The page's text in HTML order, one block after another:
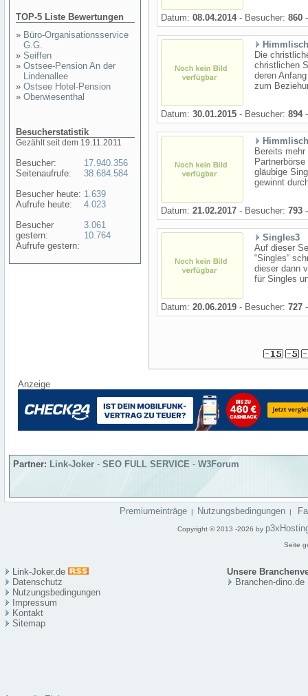
TOP-5 Liste Bewertungen
» Büro-Organisationsservice
G.G.
» Seiffen
» Ostsee-Pension An der
Lindenallee
» Ostsee Hotel-Pension
» Oberwiesenthal
Besucherstatistik
Gezählt seit dem 19.11.2011
Besucher:
Seitenaufrufe:
Besucher heute:
Aufrufe heute:
Besucher
gestern:
Aufrufe gestern:
17.940.356
38.684.584
1.639
4.023
3.061
10.764
Datum: 08.04.2014- Besucher: 860
Die
christlichen
deren
zum
Datum: 30.01.2015 - Besucher: 894-
Bereits
gläubige
gewinnt
Datum: 21.02.2017 - Besucher: 793
Singles3
Auf dieser
“Singles“
dieser dann
für Singles
Datum: 20.06.2019 - Besucher: 727
Anzeige
Partner: Link-Joker - SEO FULL SERVICE - W3Forum
Premiumeinträge | Nutzungsbedingungen |
Copyright © 2013 -2026 by
Seite
Link-Joker.de
Unsere
Datenschutz
Nutzungsbedingungen
Impressum
Kontakt
Sitemap
Branchen-dino.de